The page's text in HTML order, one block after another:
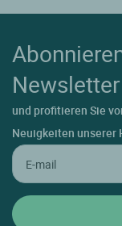
Newsletter
und profitieren Sie
Neuigkeiten unserer